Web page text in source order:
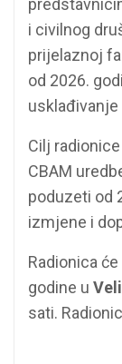
i civilnog
prijelaznoj
od 2026.
Cilj
CBAM
poduzeti od
izmjene i
Radionica
godine u
sati.